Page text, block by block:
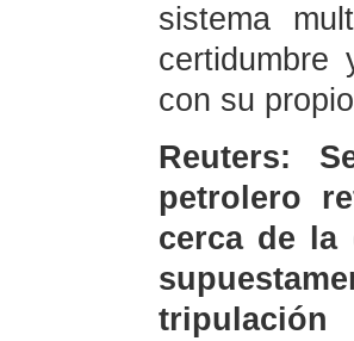
sistema
certidumbre
con su
Reuters:
petrolero
cerca de la